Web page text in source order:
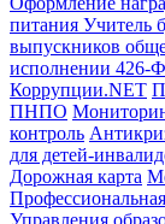
питания Учитель
выпускников
исполнении
Коррупции.NET
ПНПО
контроль
для детей-
Дорожная карта
Управления